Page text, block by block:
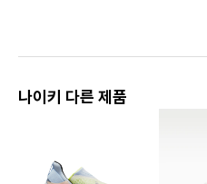
나이키 다른 제품